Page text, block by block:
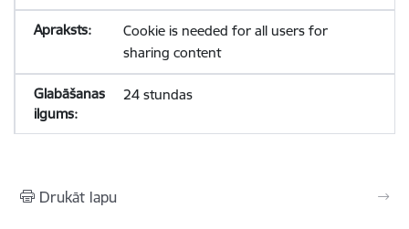
Cookie is needed for all users for
sharing content
24 stundas
Drukāt lapu